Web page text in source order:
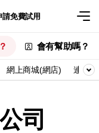
請免費試用
會有幫助嗎？
網上商城(網店) 連鎖業
司